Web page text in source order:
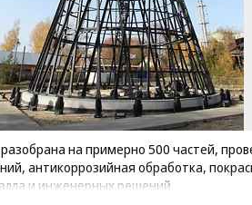
на примерно 500 частей,
антикоррозийная обработка,
и инженерных решений